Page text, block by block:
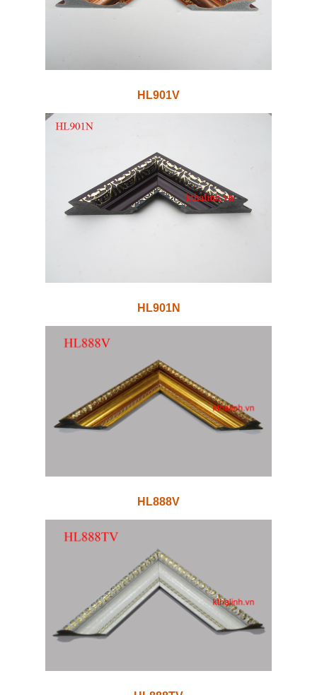
HL901V
HL901N
HL888V